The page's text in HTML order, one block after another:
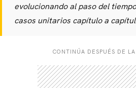
evolucionando al paso del
casos unitarios capítulo a
CONTINÚA DESPUÉS DE